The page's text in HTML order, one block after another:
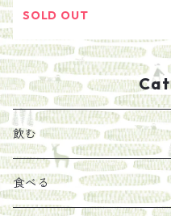
SOLD OUT
飲む
お茶
食べる